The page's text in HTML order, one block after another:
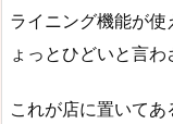
ライニング機能が
ょっとひどいと言わ
これが店に置いて